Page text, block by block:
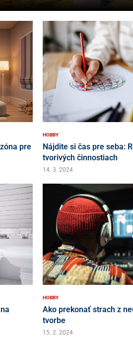
pre
HOBBY
Nájdite si čas pre seba:
tvorivých činnostiach
14. 3. 2024
HOBBY
Ako prekonať strach z
tvorbe
15. 2. 2024